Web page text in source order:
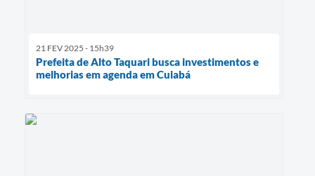
21 FEV 2025 - 15h39
Prefeita de Alto Taquari busca investimentos e
melhorias em agenda em Cuiabá